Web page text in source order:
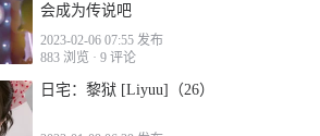
会成为传说吧
2023-02-06 07:55 发布
883 浏览 · 9 评论
日宅：黎狱 [Liyuu]（26）